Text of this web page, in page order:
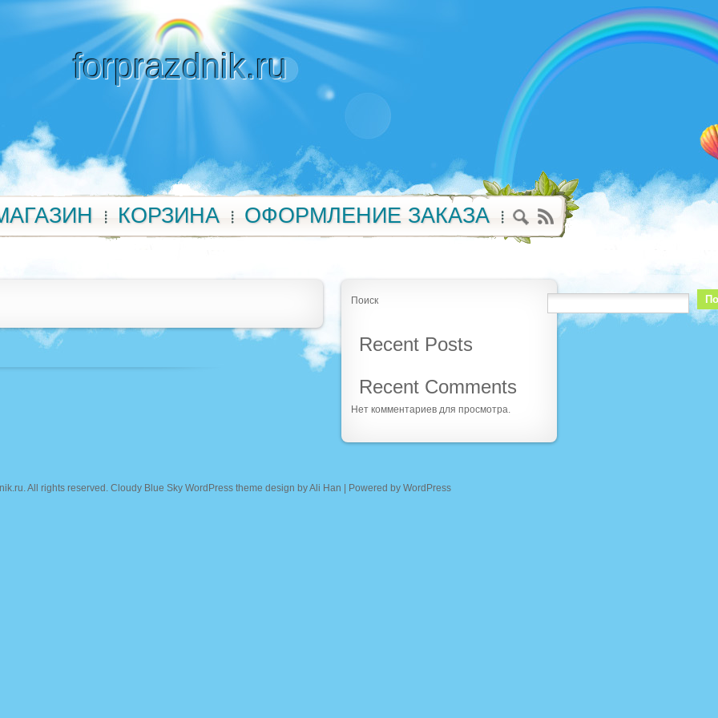
forprazdnik.ru
КОРЗИНА ОФОРМЛЕНИЕ ЗАКАЗА
Поиск
Recent Posts
Recent Comments
Нет комментариев для просмотра.
. All rights reserved. Cloudy Blue Sky WordPress theme design byAli Han | Powered by WordPress